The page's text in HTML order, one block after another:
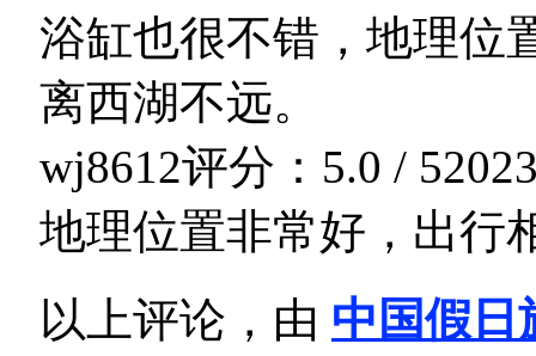
浴缸也很不错，地理位
离西湖不远。
wj8612评分：5.0 / 5
地理位置非常好，出行
以上评论，由 中国假日